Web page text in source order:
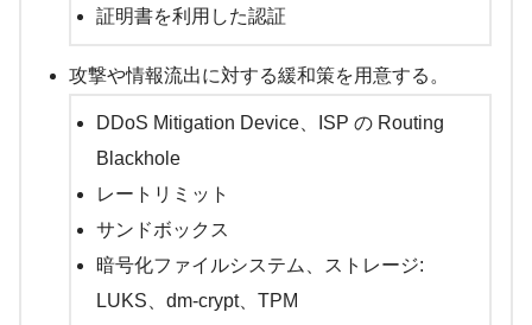
証明書を利用した認証
攻撃や情報流出に対する緩和策を用意する。
DDoS Mitigation Device、ISP の Routing
Blackhole
レートリミット
サンドボックス
暗号化ファイルシステム、ストレージ:
LUKS、dm-crypt、TPM